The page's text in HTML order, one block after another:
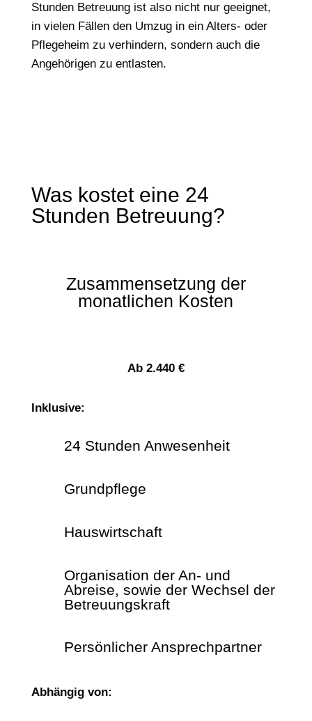
Stunden Betreuung ist also nicht nur geeignet,
in vielen Fällen den Umzug in ein Alters- oder
Pflegeheim zu verhindern, sondern auch die
Angehörigen zu entlasten.
Was kostet eine 24
Stunden Betreuung?
Zusammensetzung der
monatlichen Kosten
Ab 2.440 €
Inklusive:
24 Stunden Anwesenheit
Grundpflege
Hauswirtschaft
Organisation der An- und
Abreise, sowie der Wechsel der
Betreuungskraft
Persönlicher Ansprechpartner
Abhängig von: